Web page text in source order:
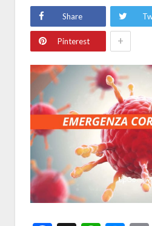
Share
Pinterest +